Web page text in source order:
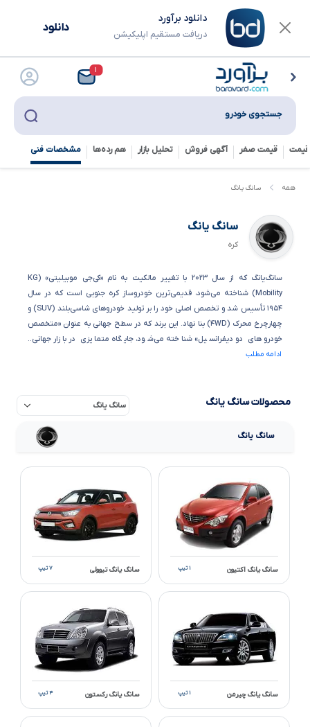
دانلود برآورد
دریافت مستقیم اپلیکیشن دانلود
۱
جستجوی خودرو
قیمت صفر آگهی فروش تحلیل بازار هم رده‌ها‌ مشخصات فنی
همه سانگ یانگ
سانگ یانگ
کره
سانگ‌یانگ که از سال ۲۰۲۳ با تغییر مالکیت به نام «کی‌جی موبیلیتی» (KG
Mobility) شناخته می‌شود، قدیمی‌ترین خودروساز کره جنوبی است که در سال
۱۹۵۴ تأسیس شد و تخصص اصلی خود را بر تولید خودروهای شاسی‌بلند (SUV) و
چهارچرخ محرک (۴WD) بنا نهاد. این برند که در سطح جهانی به عنوان «متخصص
خودروهای دو دیفرانسیل» شناخته می‌شود، جایگاه متمایزی در بازار جهانی..
ادامه مطلب
محصولات سانگ یانگ
سانگ یانگ
سانگ یانگ اکتیون ۱ تیپ سانگ یانگ تیوولی ۷ تیپ
سانگ یانگ چیرمن ۱ تیپ سانگ یانگ رکستون ۴ تیپ